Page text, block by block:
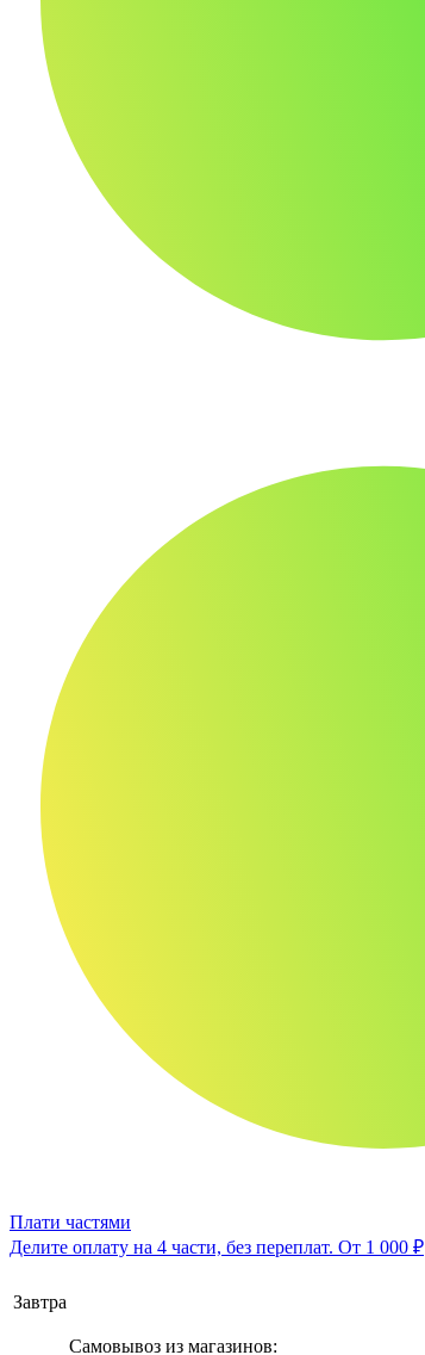
Плати частями
Делите оплату на 4 части, без переплат. От 1 000 ₽
Завтра
Самовывоз из магазинов: